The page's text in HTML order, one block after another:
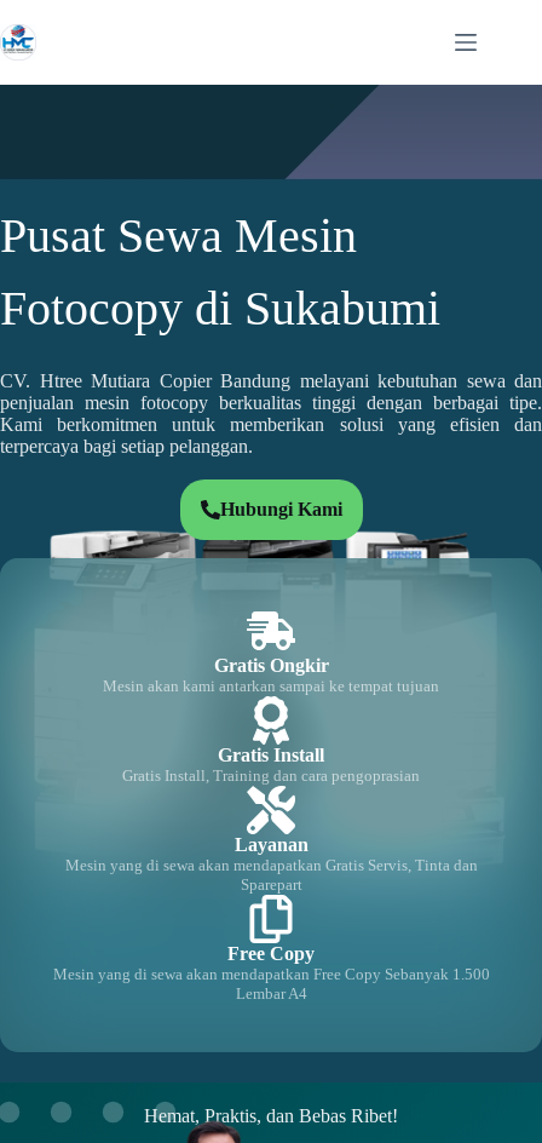
Pusat Sewa Mesin
Fotocopy di Sukabumi
CV. Htree Mutiara Copier Bandung melayani kebutuhan sewa dan
penjualan mesin fotocopy berkualitas tinggi dengan berbagai tipe.
Kami berkomitmen untuk memberikan solusi yang efisien dan
terpercaya bagi setiap pelanggan.
Hubungi Kami
Gratis Ongkir
Mesin akan kami antarkan sampai ke tempat tujuan
Gratis Install
Gratis Install, Training dan cara pengoprasian
Layanan
Mesin yang di sewa akan mendapatkan Gratis Servis, Tinta dan
Sparepart
Free Copy
Mesin yang di sewa akan mendapatkan Free Copy Sebanyak 1.500
Lembar A4
Hemat, Praktis, dan Bebas Ribet!